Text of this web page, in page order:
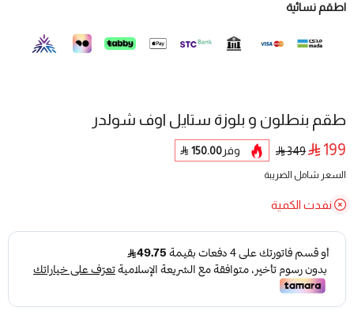
طقم بنطلون و بلوزة ستايل اوف شولدر
اطقم نسائية
199
349 وفر150.00
السعر شامل الضريبة
نفدت الكمية